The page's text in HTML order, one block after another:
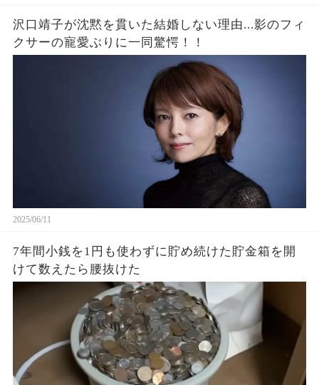
沢口靖子が沈黙を貫いた結婚しない理由...影のフィ
クサーの寵愛ぶりに一同驚愕！！
2025/06/11
7年間小銭を1円も使わずに貯め続けた貯金箱を開
けて数えたら腰抜けた